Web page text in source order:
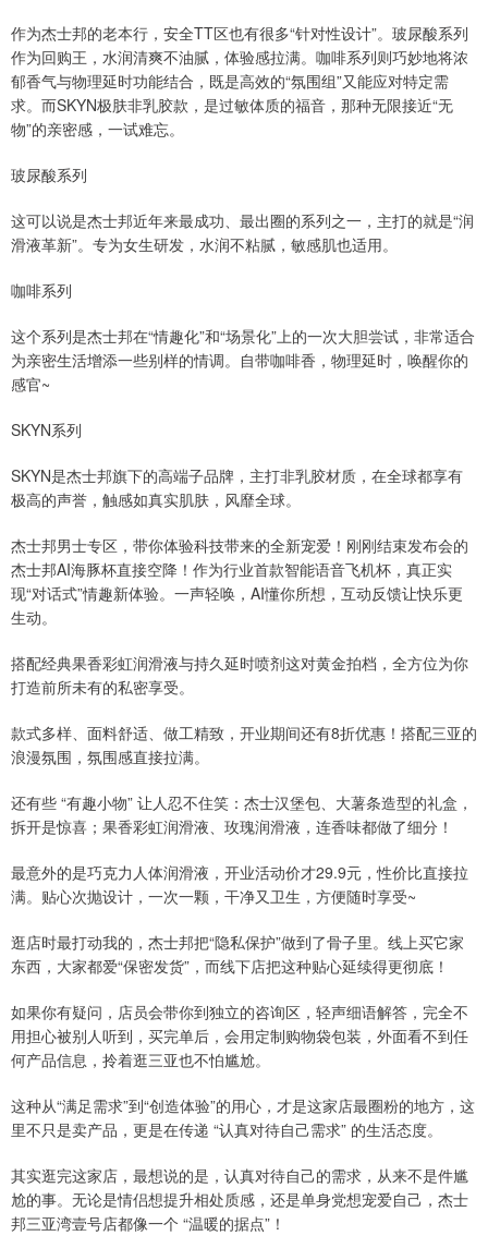
作为杰士邦的老本行，安全TT区也有很多“针对性设计”。玻尿酸系列
作为回购王，水润清爽不油腻，体验感拉满。咖啡系列则巧妙地将浓
郁香气与物理延时功能结合，既是高效的“氛围组”又能应对特定需
求。而SKYN极肤非乳胶款，是过敏体质的福音，那种无限接近“无
物”的亲密感，一试难忘。
玻尿酸系列
这可以说是杰士邦近年来最成功、最出圈的系列之一，主打的就是“润
滑液革新”。专为女生研发，水润不粘腻，敏感肌也适用。
咖啡系列
这个系列是杰士邦在“情趣化”和“场景化”上的一次大胆尝试，非常适合
为亲密生活增添一些别样的情调。自带咖啡香，物理延时，唤醒你的
感官~
SKYN系列
SKYN是杰士邦旗下的高端子品牌，主打非乳胶材质，在全球都享有
极高的声誉，触感如真实肌肤，风靡全球。
杰士邦男士专区，带你体验科技带来的全新宠爱！刚刚结束发布会的
杰士邦AI海豚杯直接空降！作为行业首款智能语音飞机杯，真正实
现“对话式”情趣新体验。一声轻唤，AI懂你所想，互动反馈让快乐更
生动。
搭配经典果香彩虹润滑液与持久延时喷剂这对黄金拍档，全方位为你
打造前所未有的私密享受。
款式多样、面料舒适、做工精致，开业期间还有8折优惠！搭配三亚的
浪漫氛围，氛围感直接拉满。
还有些 “有趣小物” 让人忍不住笑：杰士汉堡包、大薯条造型的礼盒，
拆开是惊喜；果香彩虹润滑液、玫瑰润滑液，连香味都做了细分！
最意外的是巧克力人体润滑液，开业活动价才29.9元，性价比直接拉
满。贴心次抛设计，一次一颗，干净又卫生，方便随时享受~
逛店时最打动我的，杰士邦把“隐私保护”做到了骨子里。线上买它家
东西，大家都爱“保密发货”，而线下店把这种贴心延续得更彻底！
如果你有疑问，店员会带你到独立的咨询区，轻声细语解答，完全不
用担心被别人听到，买完单后，会用定制购物袋包装，外面看不到任
何产品信息，拎着逛三亚也不怕尴尬。
这种从“满足需求”到“创造体验”的用心，才是这家店最圈粉的地方，这
里不只是卖产品，更是在传递 “认真对待自己需求” 的生活态度。
其实逛完这家店，最想说的是，认真对待自己的需求，从来不是件尴
尬的事。无论是情侣想提升相处质感，还是单身党想宠爱自己，杰士
邦三亚湾壹号店都像一个 “温暖的据点”！